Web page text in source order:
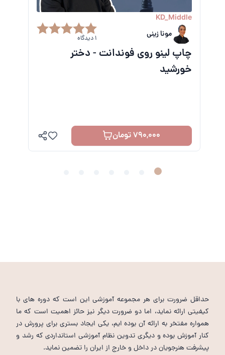
KD_Middle
مونا زینی 1 دیدگاه
چاپ لینو روی فوندانت - دختر
خورشید
790,000 تومان
حداقل ضرورت برای هر مجموعه آموزشی این است که دوره های با
کیفیتی ارائه نماید، اما دو ضرورت دیگر نیز حائز اهمیت است که ما
همواره مفتخر به ارائه آن بوده ایم، یکی ایجاد بستری برای پرورش در
کنار آموزش بوده و دیگری تدوین نظام آموزشی استانداردی که رشد و
پیشرفت هنرجویان در داخل و خارج از ایران را تضمین نماید.